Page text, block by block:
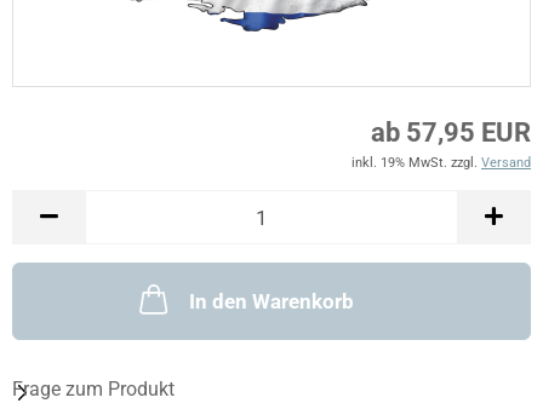
ab 57,95 EUR
inkl. 19% MwSt. zzgl. Versand
In den Warenkorb
Frage zum Produkt